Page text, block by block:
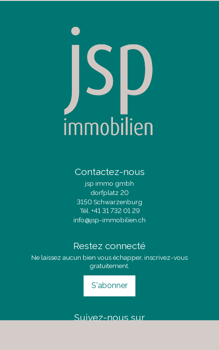
Contactez-nous
jsp immo gmbh
dorfplatz 20
3150 Schwarzenburg
Tél. +41 31 732 01 29
info@jsp-immobilien.ch
Restez connecté
Ne laissez aucun bien vous échapper, inscrivez-vous
gratuitement.
S'abonner
Suivez-nous sur